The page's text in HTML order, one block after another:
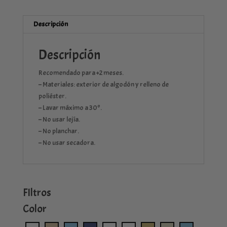
Descripción
Descripción
Recomendado para +2 meses.
– Materiales: exterior de algodón y relleno de
poliéster.
– Lavar máximo a 30º.
– No usar lejía.
– No planchar.
– No usar secadora.
FIltros
Color